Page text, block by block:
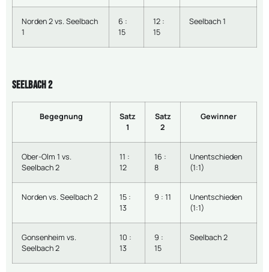
Norden 2 vs. Seelbach
1
6 :
15
12 :
15
Seelbach 1
Seelbach 2
Begegnung
Satz
1
Satz
2
Gewinner
Ober-Olm 1 vs.
Seelbach 2
11 :
12
16 :
8
Unentschieden
(1:1)
Norden vs. Seelbach 2
15 :
13
9 : 11
Unentschieden
(1:1)
Gonsenheim vs.
Seelbach 2
10 :
13
9 :
15
Seelbach 2